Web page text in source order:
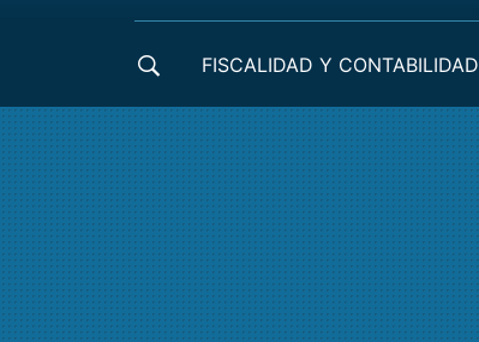
FISCALIDAD Y CONTABILIDAD